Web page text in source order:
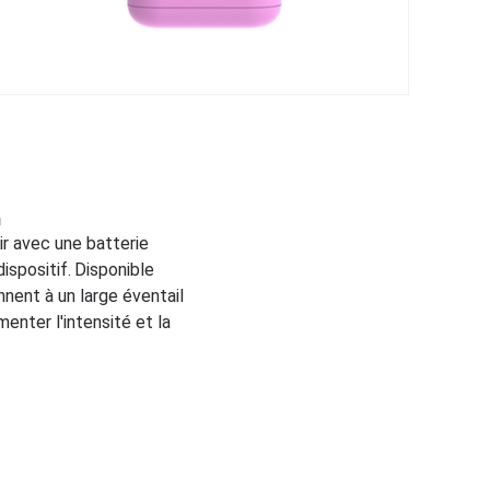
avec une batterie
Disponible
à un large éventail
l'intensité et la